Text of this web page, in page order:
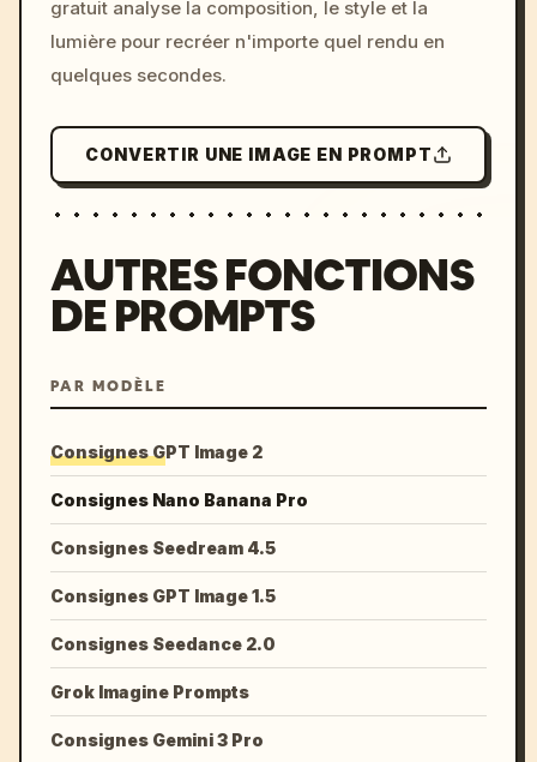
gratuit analyse la composition, le style et la
lumière pour recréer n'importe quel rendu en
quelques secondes.
CONVERTIR UNE IMAGE EN PROMPT
AUTRES FONCTIONS
DE PROMPTS
PAR MODÈLE
Consignes GPT Image 2
Consignes Nano Banana Pro
Consignes Seedream 4.5
Consignes GPT Image 1.5
Consignes Seedance 2.0
Grok Imagine Prompts
Consignes Gemini 3 Pro